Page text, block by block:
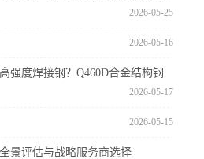
2026-05-25
2026-05-16
强度焊接钢？Q460D合金结构钢
2026-05-17
2026-05-15
景评估与战略服务商选择